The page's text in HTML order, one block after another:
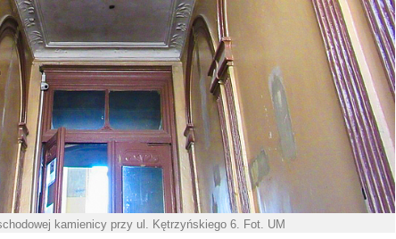
kamienicy przy ul. Kętrzyńskiego 6. Fot. UM